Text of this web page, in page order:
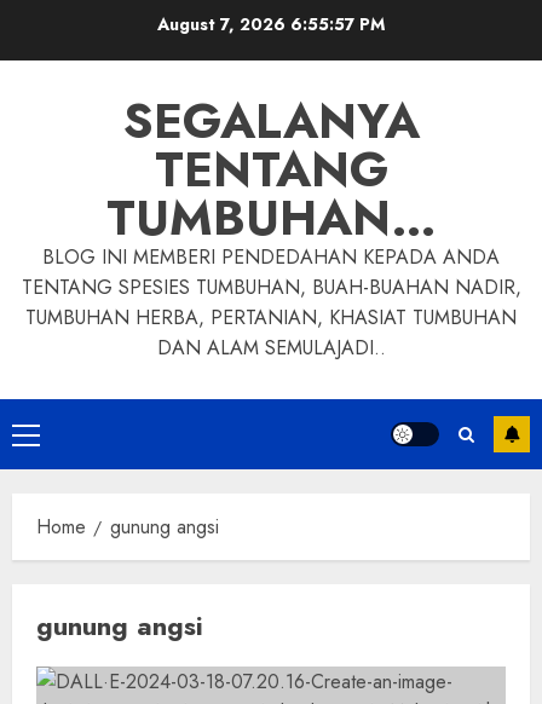
August 7, 2026 6:55:58 PM
SEGALANYA
TENTANG
TUMBUHAN…
BLOG INI MEMBERI PENDEDAHAN KEPADA ANDA
TENTANG SPESIES TUMBUHAN, BUAH-BUAHAN NADIR,
TUMBUHAN HERBA, PERTANIAN, KHASIAT TUMBUHAN
DAN ALAM SEMULAJADI..
Primary
Menu
Home gunung angsi
gunung angsi